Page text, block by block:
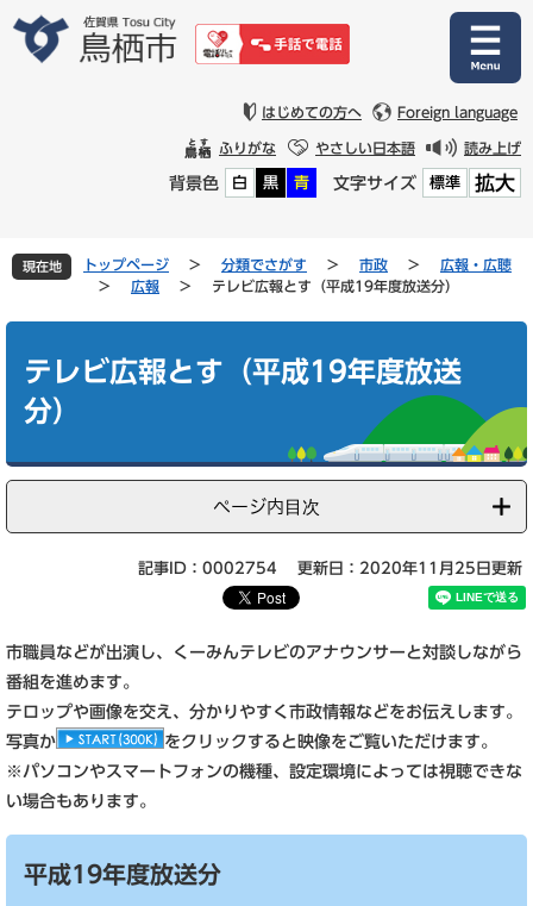
文
はじめての方へ Foreign language
ふりがな やさしい日本語 読み上げ
背景色 白 黒 青 文字サイズ 標準 拡大
現在地 トップページ > 分類でさがす > 市政 >
広報・広聴
>
広報 > テレビ広報とす（平成19年度放送分）
テレビ広報とす（平成19年度放送
分）
ページ内目次
記事ID：0002754 更新日：2020年11月25日更新
市職員などが出演し、くーみんテレビのアナウンサーと対談しながら
番組を進めます。
テロップや画像を交え、分かりやすく市政情報などをお伝えします。
写真か
をクリックすると映像をご覧いただけます。
※パソコンやスマートフォンの機種、設定環境によっては視聴できな
い場合もあります。
平成19年度放送分